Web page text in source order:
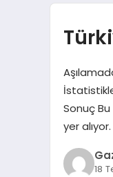
Sonuç
yer
18